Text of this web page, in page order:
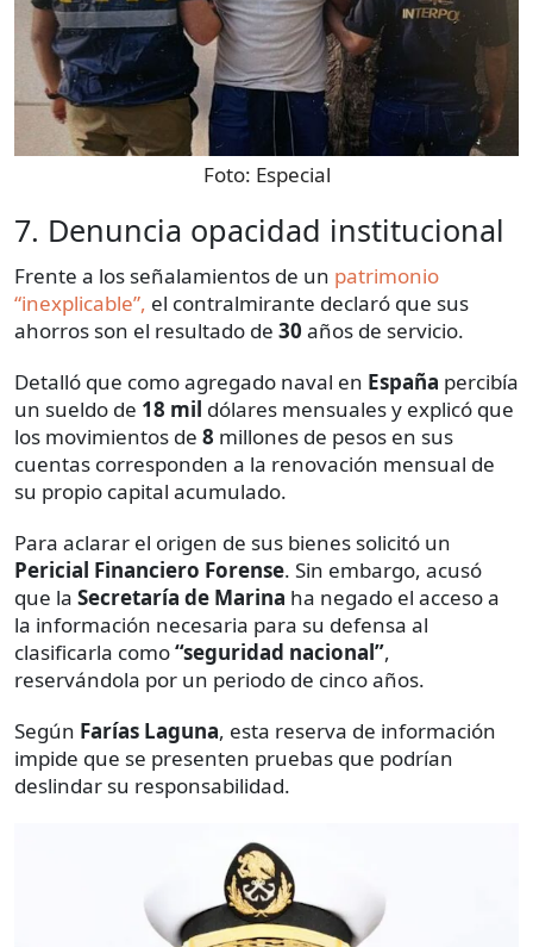
Foto: Especial
7. Denuncia opacidad institucional
Frente a los señalamientos de un patrimonio
“inexplicable”, el contralmirante declaró que sus
ahorros son el resultado de 30 años de servicio.
Detalló que como agregado naval en España percibía
un sueldo de 18 mil dólares mensuales y explicó que
los movimientos de 8 millones de pesos en sus
cuentas corresponden a la renovación mensual de
su propio capital acumulado.
Para aclarar el origen de sus bienes solicitó un
Pericial Financiero Forense. Sin embargo, acusó
que la Secretaría de Marina ha negado el acceso a
la información necesaria para su defensa al
clasificarla como“seguridad nacional”,
reservándola por un periodo de cinco años.
Según Farías Laguna, esta reserva de información
impide que se presenten pruebas que podrían
deslindar su responsabilidad.